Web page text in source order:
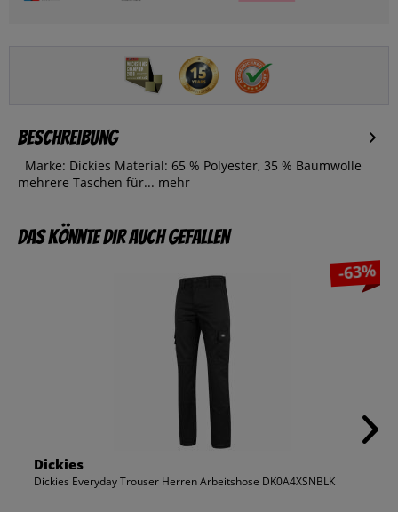
Beschreibung
Marke: Dickies Material: 65 % Polyester, 35 % Baumwolle
mehrere Taschen für... mehr
Das könnte dir auch gefallen
-63%
Dickies
Dickies Everyday Trouser Herren Arbeitshose DK0A4XSNBLK